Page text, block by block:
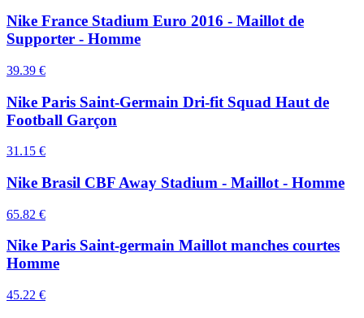
Nike France Stadium Euro 2016 - Maillot de
Supporter - Homme
39.39 €
Nike Paris Saint-Germain Dri-fit Squad Haut de
Football Garçon
31.15 €
Nike Brasil CBF Away Stadium - Maillot - Homme
65.82 €
Nike Paris Saint-germain Maillot manches courtes
Homme
45.22 €